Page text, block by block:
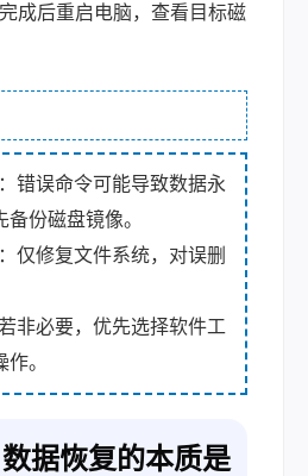
成后重启电脑，查看目标磁
：错误命令可能导致数据永
份磁盘镜像。
：仅修复文件系统，对误删
非必要，优先选择软件工
。
据恢复的本质是